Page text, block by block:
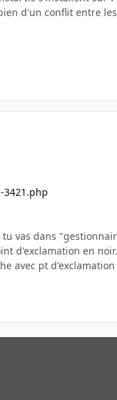
d'un conflit entre
vas dans
d'exclamation en noir.
avec pt d'exclamation